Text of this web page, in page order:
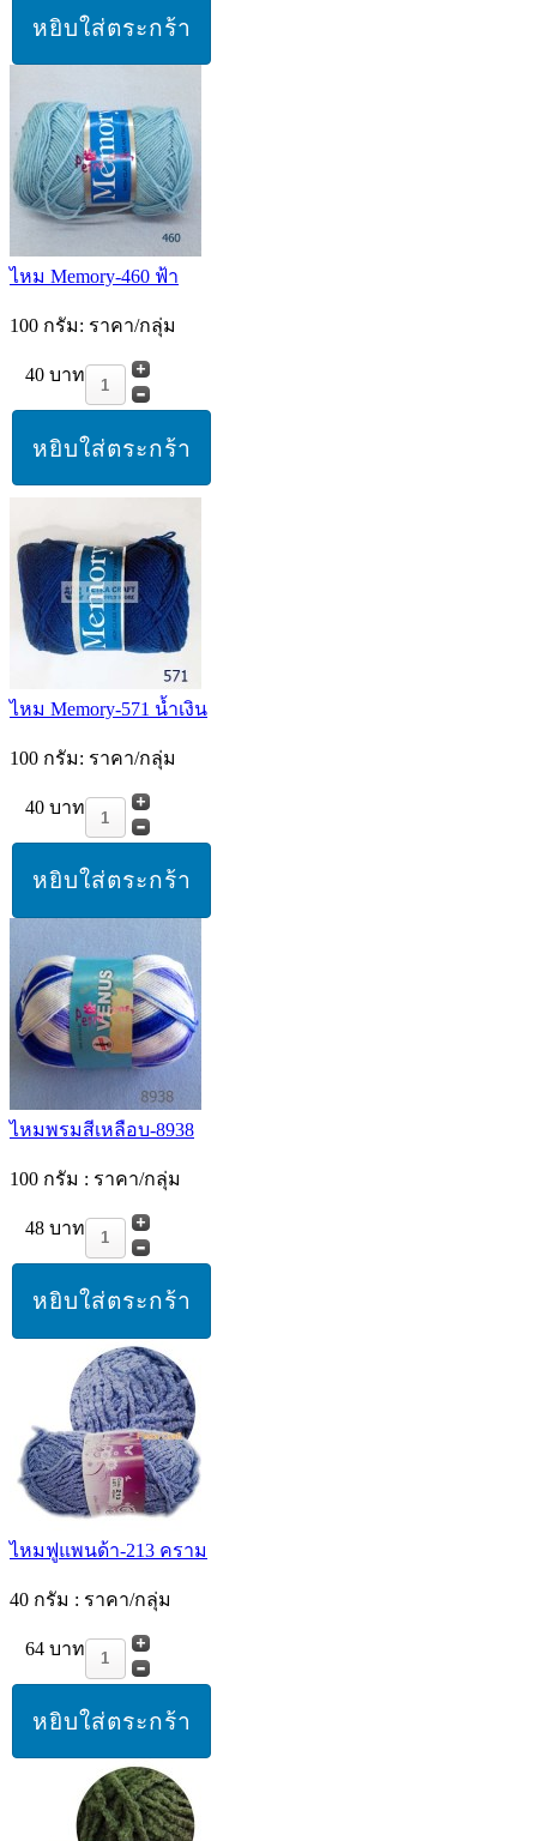
ไหม Memory-460 ฟ้า
100 กรัม: ราคา/กลุ่ม
40 บาท
ไหม Memory-571 น้ำเงิน
100 กรัม: ราคา/กลุ่ม
40 บาท
ไหมพรมสีเหลือบ-8938
100 กรัม : ราคา/กลุ่ม
48 บาท
ไหมฟูแพนด้า-213 คราม
40 กรัม : ราคา/กลุ่ม
64 บาท